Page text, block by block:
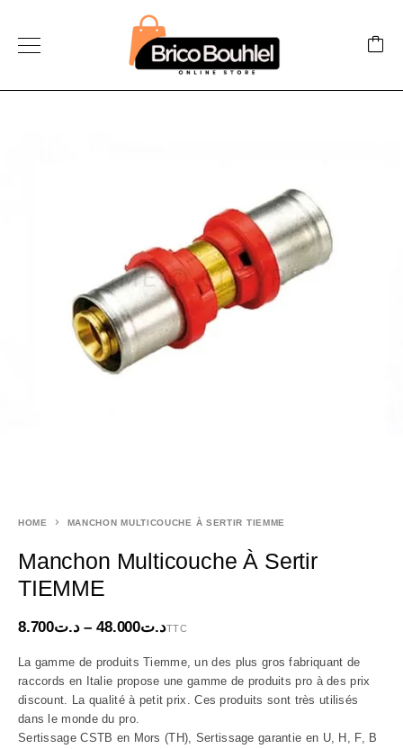
HOME MANCHON MULTICOUCHE À SERTIR TIEMME
Manchon Multicouche À Sertir
TIEMME
د.ت8.700 – د.ت48.000 TTC
La gamme de produits Tiemme, un des plus gros fabriquant de
raccords en Italie propose une gamme de produits pro à des prix
discount. La qualité à petit prix. Ces produits sont très utilisés
dans le monde du pro.
Sertissage CSTB en Mors (TH), Sertissage garantie en U, H, F, B